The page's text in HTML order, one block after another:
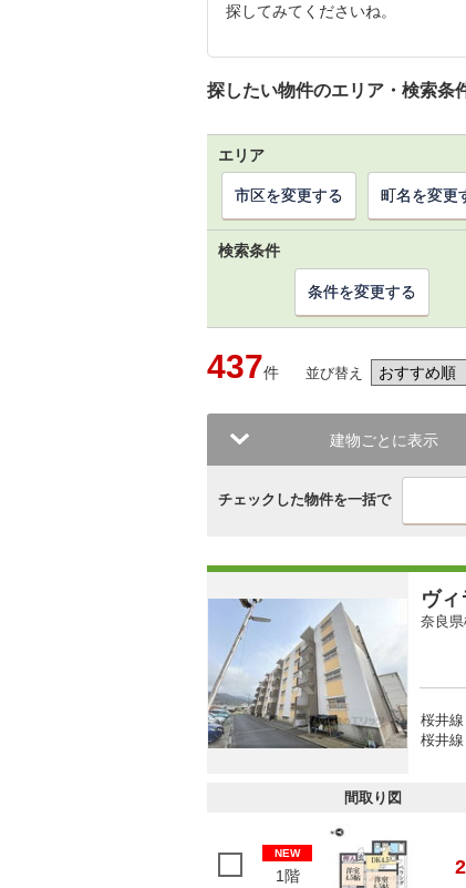
探してみてくださいね。
探したい物件のエリア・検索条
エリア
市区を変更する 町名を変更
検索条件
条件を変更する
437件 並び替え
建物ごとに表示
チェックした物件を一括で
ヴ
奈良
桜井
桜井
間取り図
NEW
1階